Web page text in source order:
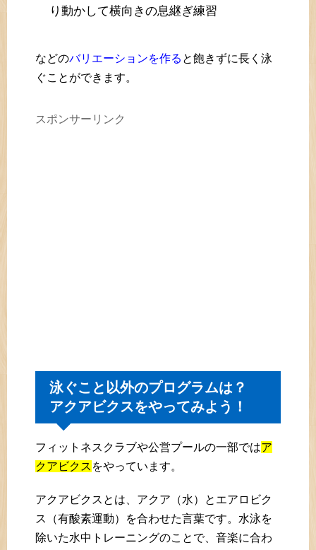
り動かして横向きの息継ぎ練習
などのバリエーションを作る と飽きずに長く泳
ぐことができます。
スポンサーリンク
泳ぐこと以外のプログラムは？
アクアビクスをやってみよう！
フィットネスクラブや公営プールの一部ではア
クアビクス をやっています。
アクアビクスとは、アクア（水）とエアロビク
ス（有酸素運動）を合わせた言葉です。水泳を
除いた水中トレーニングのことで、音楽に合わ